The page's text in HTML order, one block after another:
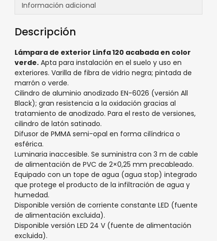
Información adicional
Descripción
Lámpara de exterior Linfa 120 acabada en color
verde. Apta para instalación en el suelo y uso en
exteriores. Varilla de fibra de vidrio negra; pintada de
marrón o verde.
Cilindro de aluminio anodizado EN-6026 (versión All
Black); gran resistencia a la oxidación gracias al
tratamiento de anodizado. Para el resto de versiones,
cilindro de latón satinado.
Difusor de PMMA semi-opal en forma cilíndrica o
esférica.
Luminaria inaccesible. Se suministra con 3 m de cable
de alimentación de PVC de 2×0,25 mm precableado.
Equipado con un tope de agua (agua stop) integrado
que protege el producto de la infiltración de agua y
humedad.
Disponible versión de corriente constante LED (fuente
de alimentación excluida).
Disponible versión LED 24 V (fuente de alimentación
excluida).